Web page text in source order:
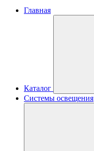
Главная
Каталог
Системы освещения